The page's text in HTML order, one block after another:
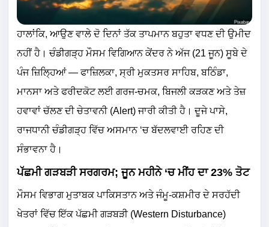
ਹਾਲਾਂਕਿ, ਆਉਣ ਵਾਲੇ ਦੋ ਦਿਨਾਂ ਤੱਕ ਤਾਪਮਾਨ ਬਹੁਤਾ ਵਧਣ ਦੀ ਉਮੀਦ
ਨਹੀਂ ਹੈ। ਚੰਡੀਗੜ੍ਹ ਮੌਸਮ ਵਿਗਿਆਨ ਕੇਂਦਰ ਨੇ ਅੱਜ (21 ਜੂਨ) ਸੂਬੇ ਦੇ
ਪੰਜ ਜ਼ਿਲ੍ਹਿਆਂ — ਫਾਜ਼ਿਲਕਾ, ਸ੍ਰੀ ਮੁਕਤਸਰ ਸਾਹਿਬ, ਬਠਿੰਡਾ,
ਮਾਨਸਾ ਅਤੇ ਫਰੀਦਕੋਟ ਲਈ ਗਰਜ-ਚਮਕ, ਬਿਜਲੀ ਕੜਕਣ ਅਤੇ ਤੇਜ਼
ਹਵਾਵਾਂ ਚੱਲਣ ਦੀ ਚੇਤਾਵਨੀ (Alert) ਜਾਰੀ ਕੀਤੀ ਹੈ। ਦੂਜੇ ਪਾਸੇ,
ਰਾਜਧਾਨੀ ਚੰਡੀਗੜ੍ਹ ਵਿੱਚ ਅਸਮਾਨ ‘ਚ ਬੱਦਲਵਾਈ ਰਹਿਣ ਦੀ
ਸੰਭਾਵਨਾ ਹੈ।
ਪੱਛਮੀ ਗੜਬੜੀ ਸਰਗਰਮ; ਜੂਨ ਮਹੀਨੇ ‘ਚ ਮੀਂਹ ਦਾ 23% ਤੋਟ
ਮੌਸਮ ਵਿਭਾਗ ਮੁਤਾਬਕ ਪਾਕਿਸਤਾਨ ਅਤੇ ਜੰਮੂ-ਕਸ਼ਮੀਰ ਦੇ ਸਰਹੱਦੀ
ਖੇਤਰਾਂ ਵਿੱਚ ਇੱਕ ਪੱਛਮੀ ਗੜਬੜੀ (Western Disturbance)